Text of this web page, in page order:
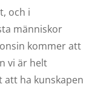
och i
människor
kommer att
vi är helt
ha kunskapen